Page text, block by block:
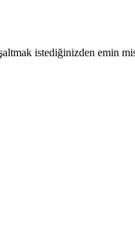
istediğinizden emin